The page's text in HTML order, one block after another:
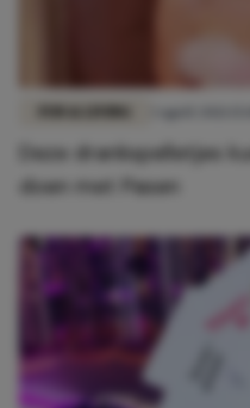
FUN & LIVING
Deze drankspelletjes
doen met Pasen